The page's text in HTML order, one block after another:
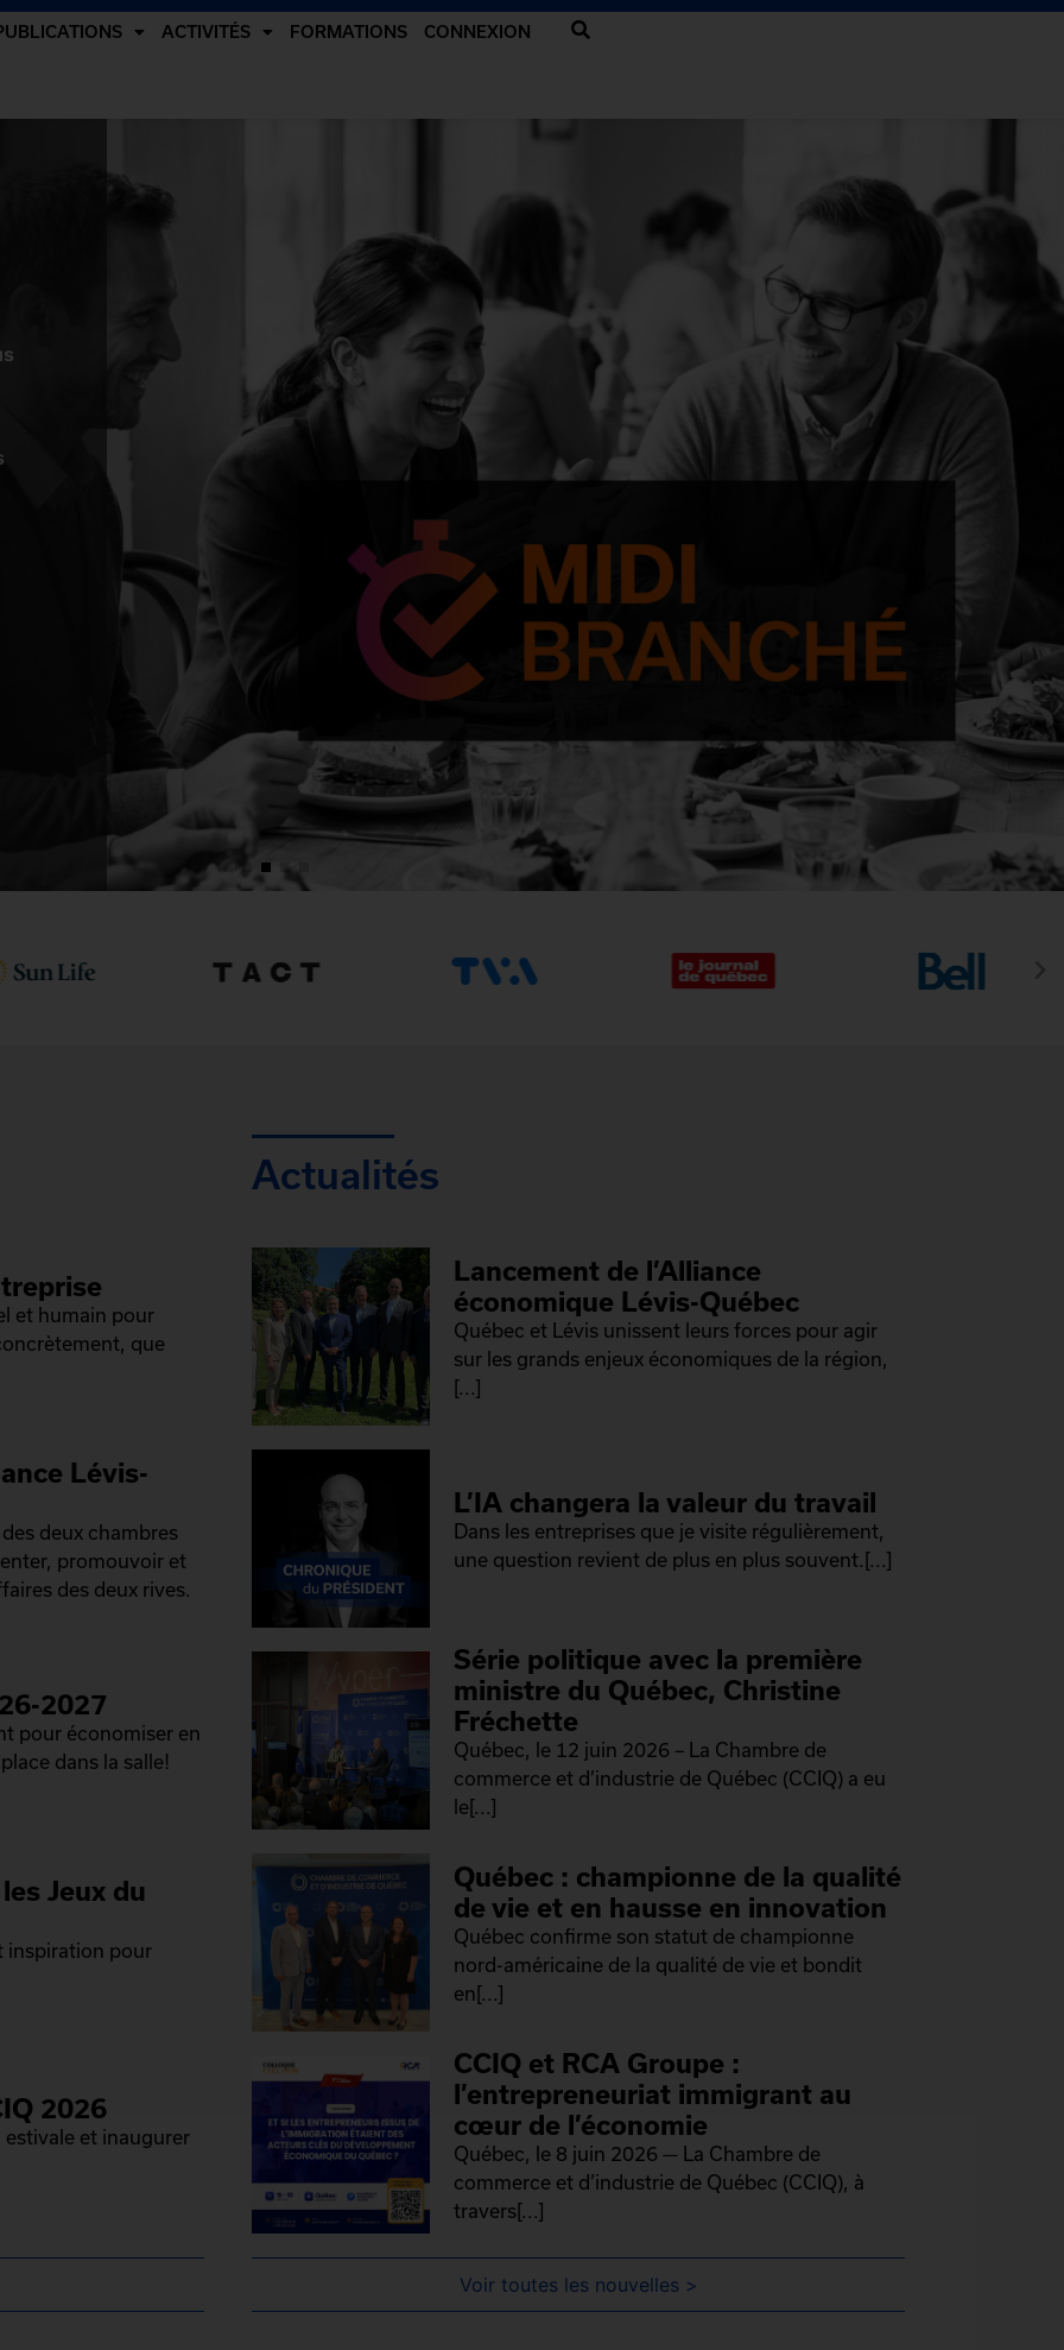
ACTIVITÉS FORMATIONS CONNEXION
et humain pour
que
Lévis-
deux chambres
promouvoir et
des deux rives.
2027
pour économiser en
dans la salle!
Jeux du
inspiration pour
2026
estivale et inaugurer
Actualités
Lancement de l’Alliance
économique Lévis-Québec
Québec et Lévis unissent leurs forces pour agir
sur les grands enjeux économiques de la région,
[...]
L’IA changera la valeur du travail
Dans les entreprises que je visite régulièrement,
une question revient de plus en plus souvent.[...]
Série politique avec la première
ministre du Québec, Christine
Fréchette
Québec, le 12 juin 2026 – La Chambre de
commerce et d’industrie de Québec (CCIQ) a eu
le[...]
Québec : championne de la qualité
de vie et en hausse en innovation
Québec confirme son statut de championne
nord-américaine de la qualité de vie et bondit
en[...]
CCIQ et RCA Groupe :
l’entrepreneuriat immigrant au
cœur de l’économie
Québec, le 8 juin 2026 — La Chambre de
commerce et d’industrie de Québec (CCIQ), à
travers[...]
Voir toutes les nouvelles >